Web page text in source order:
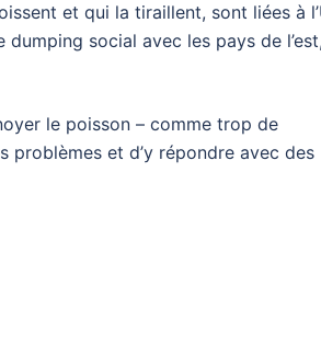
et qui la tiraillent, sont liées à
social avec les pays de
le poisson – comme trop de
problèmes et d’y répondre avec des